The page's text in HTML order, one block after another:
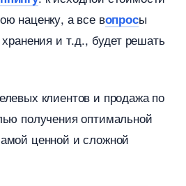
наценку, а всеопросы
хранения и т.д., будет решать
клиентов и продажа по
получения оптимальной
ценной и сложной